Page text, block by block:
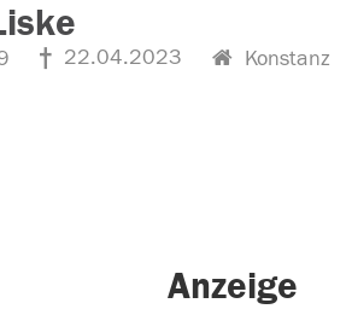
22.04.2023 Konstanz
Anzeige